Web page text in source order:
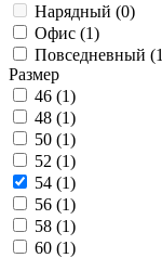
Нарядный (0)
Офис (1)
Повседневный (1
Размер
46 (1)
48 (1)
50 (1)
52 (1)
54 (1)
56 (1)
58 (1)
60 (1)